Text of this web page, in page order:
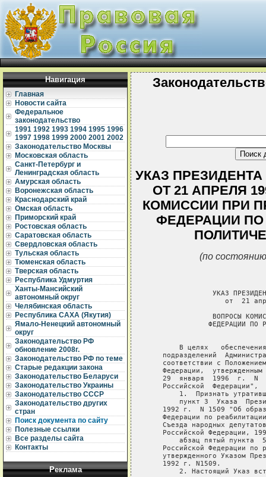
Навигация
Главная
Новости сайта
Федеральное
законодательство
1991 1992 1993 1994 1995 1996
1997 1998 1999 2000 2001 2002
Законодательство Москвы
Московская область
Санкт-Петербург и
Ленинградская область
Амурская область
Воронежская область
Краснодарский край
Омская область
Приморский край
Ростовская область
Саратовская область
Свердловская область
Тульская область
Тюменская область
Тверская область
Республика Удмуртия
Ханты-Мансийский
автономный округ
Челябинская область
Республика САХА (Якутия)
Ямало-Ненецкий автономный
округ
Законодательство РФ
обновление 2008г.
Законодательство РФ по теме
Старые редакции закона
Законодательство Беларуси
Законодательство Украины
Законодательство СССР
Законодательство других
стран
Поиск документа по сайту
Полезные ссылки
Все разделы сайта
Контакты
Реклама
УКАЗ
ОТ 21 АПРЕЛЯ
КОМИССИИ ПРИ
ФЕДЕРАЦИИ
(по
УКАЗ
от  21
ВОПРОСЫ
ФЕДЕРАЦИИ ПО
В целях
подразделений
соответствии с
Федерации,
29  января  1996  г.  N
Российcкой  Федерации",
1.  Признать
пункт 3  Указа
1992 г.  N 1509 "Об
Федерации по
Съезда народных
Российской Федерации,
абзац пятый пункта
Российской Федерации по
утвержденного Указом
    1992 г. N1509.
2. Настоящий Указ